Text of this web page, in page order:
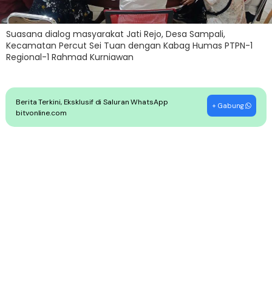
Suasana dialog masyarakat Jati Rejo, Desa Sampali,
Kecamatan Percut Sei Tuan dengan Kabag Humas PTPN-1
Regional-1 Rahmad Kurniawan
Berita Terkini, Eksklusif di Saluran WhatsApp
bitvonline.com
+ Gabung